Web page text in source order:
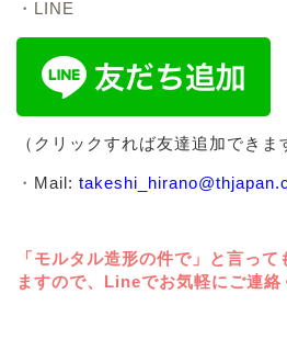
・LINE
（クリックすれば友達追加できま
・ Mail:
「モルタル造形の件で」と言っ
ますので、Lineでお気軽にご連絡